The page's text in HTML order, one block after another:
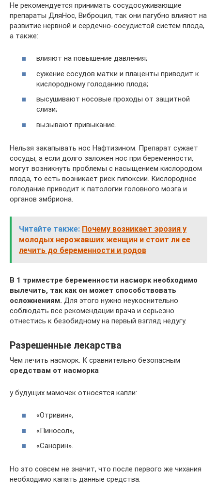
Не рекомендуется принимать сосудосуживающие
препараты ДляНос, Виброцил, так они пагубно влияют на
развитие нервной и сердечно-сосудистой систем плода,
а также:
влияют на повышение давления;
сужение сосудов матки и плаценты приводит к
кислородному голоданию плода;
высушивают носовые проходы от защитной
слизи;
вызывают привыкание.
Нельзя закапывать нос Нафтизином. Препарат сужает
сосуды, а если долго заложен нос при беременности,
могут возникнуть проблемы с насыщением кислородом
плода, то есть возникает риск гипоксии. Кислородное
голодание приводит к патологии головного мозга и
органов эмбриона.
Читайте также: Почему возникает эрозия у
молодых нерожавших женщин и стоит ли ее
лечить до беременности и родов
В 1 триместре беременности насморк необходимо
вылечить, так как он может способствовать
осложнениям. Для этого нужно неукоснительно
соблюдать все рекомендации врача и серьезно
отнестись к безобидному на первый взгляд недугу.
Разрешенные лекарства
Чем лечить насморк. К сравнительно безопасным
средствам от насморка
у будущих мамочек относятся капли:
«Отривин»,
«Пиносол»,
«Санорин».
Но это совсем не значит, что после первого же чихания
необходимо капать данные средства.